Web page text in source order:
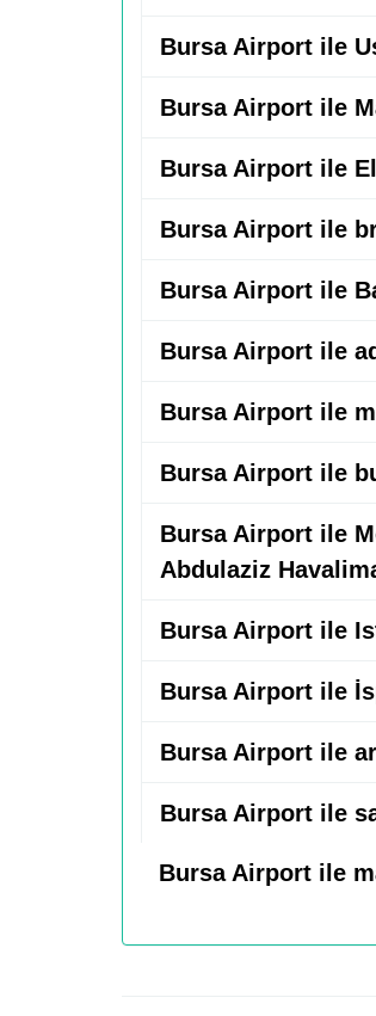
Bursa Airport ile
Bursa Airport ile
Bursa Airport ile
Bursa Airport ile
Bursa Airport ile
Bursa Airport ile
Bursa Airport ile
Bursa Airport ile
Bursa Airport ile
Abdulaziz
Bursa Airport ile
Bursa Airport ile
Bursa Airport ile
Bursa Airport ile
Bursa Airport ile